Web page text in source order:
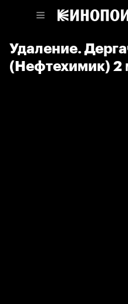
Удаление.
(Нефтехимик) 2